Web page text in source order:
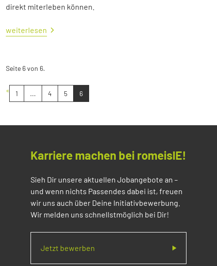
direkt miterleben können.
weiterlesen
Seite 6 von 6.
« 1 ... 4 5 6
Karriere machen bei romeisIE!
Sieh Dir unsere aktuellen Jobangebote an –
und wenn nichts Passendes dabei ist, freuen
wir uns auch über Deine Initiativbewerbung.
Wir melden uns schnellstmöglich bei Dir!
Jetzt bewerben